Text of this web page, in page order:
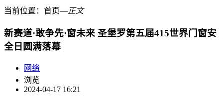
当前位置： 首页―正文
新赛道·敢争先·窗未来 圣堡罗第五届415世界门窗安
全日圆满落幕
网络
浏览
2024-04-17 16:21